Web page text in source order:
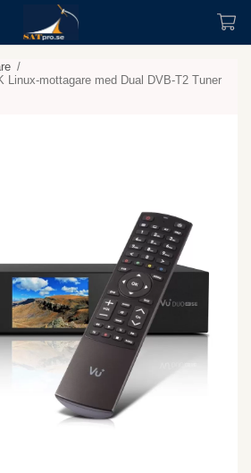
/
Linux-mottagare med Dual DVB-T2 Tuner